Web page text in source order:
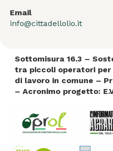
Email
info@cittadellolio.it
Sottomisura 16.3 –
tra piccoli operatori per
di lavoro in comune –
– Acronimo progetto: